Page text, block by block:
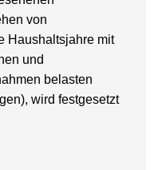
von
Haushaltsjahre mit
und
belasten
wird festgesetzt